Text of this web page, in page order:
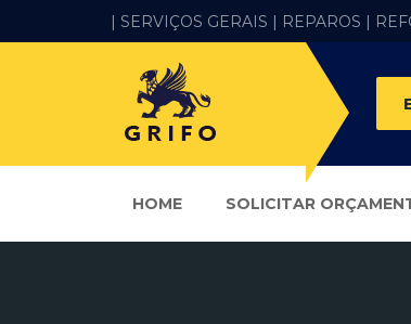
| SERVIÇOS GERAIS | REPAROS |
HOME SOLICITAR